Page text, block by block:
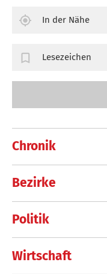
Chronik
Bezirke
Politik
Wirtschaft
In der Nähe
Lesezeichen